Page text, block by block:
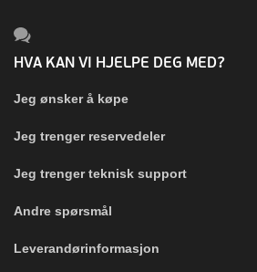
HVA KAN VI HJELPE DEG MED?
Jeg ønsker å køpe
Jeg trenger reservedeler
Jeg trenger teknisk support
Andre spørsmål
Leverandørinformasjon